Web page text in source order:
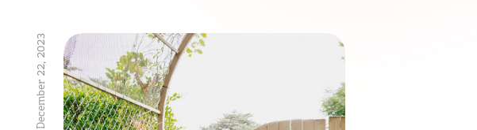
December 22, 2023